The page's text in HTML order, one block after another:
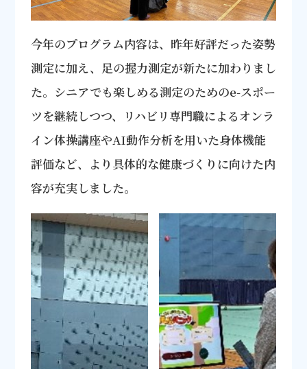
今年のプログラム内容は、昨年好評だった姿勢
測定に加え、足の握力測定が新たに加わりまし
た。シニアでも楽しめる測定のためのe-スポー
ツを継続しつつ、リハビリ専門職によるオンラ
イン体操講座やAI動作分析を用いた身体機能
評価など、より具体的な健康づくりに向けた内
容が充実しました。